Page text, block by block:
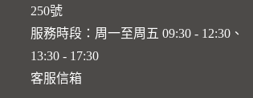
250號
服務時段：周一至周五 09:30 - 12:30、
13:30 - 17:30
客服信箱